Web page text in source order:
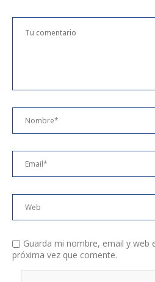
Guarda mi nombre, email y web
próxima vez que comente.